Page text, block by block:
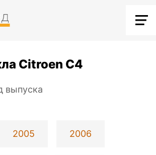
Citroen C4
выпуска
2005 2006